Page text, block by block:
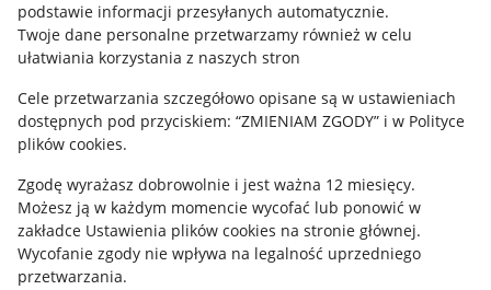
podstawie informacji przesyłanych automatycznie.
Twoje dane personalne przetwarzamy również w celu
ułatwiania korzystania z naszych stron
Cele przetwarzania szczegółowo opisane są w ustawieniach
dostępnych pod przyciskiem: “ZMIENIAM ZGODY” i w Polityce
plików cookies.
Zgodę wyrażasz dobrowolnie i jest ważna 12 miesięcy.
Możesz ją w każdym momencie wycofać lub ponowić w
zakładce Ustawienia plików cookies na stronie głównej.
Wycofanie zgody nie wpływa na legalność uprzedniego
przetwarzania.
Polityka plików "cookies"
Ustawienia plików "cookies"
Udostępnianie lokalizacji
Informacje dla Aktu o Usługach Cyfrowych
Pobierz aplikację